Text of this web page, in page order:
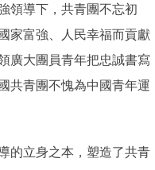
領導下，共青團不忘初
家富強、人民幸福而貢獻
廣大團員青年把忠誠書寫
共青團不愧為中國青年運
的立身之本，塑造了共青